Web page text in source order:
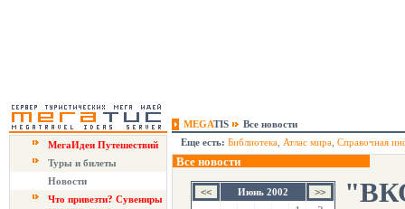
MEGATIS
Все новости
МегаИдеи Путешествий
Туры и билеты
Новости
Что привезти? Сувениры
Еще есть: Библиотека Атлас мира Справочная
Все новости
Июнь 2002